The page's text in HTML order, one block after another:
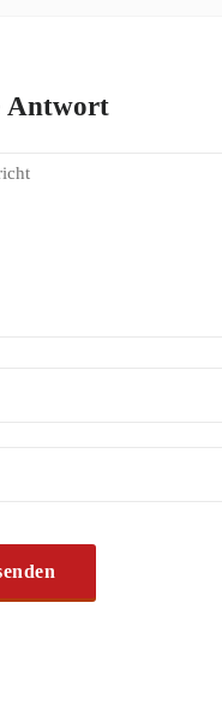
Antwort